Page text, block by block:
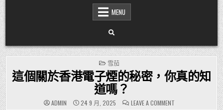
MENU
POSTED
IN
雪茄
這個關於香港電子煙的秘密，你真的知
道嗎？
ADMIN 24 9 月, 2025 LEAVE A COMMENTON